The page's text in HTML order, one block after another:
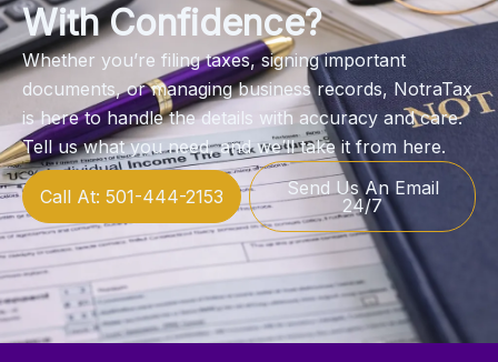
With Confidence?
Whether you’re filing taxes, signing important
documents, or managing business records, NotraTax
is here to handle the details with accuracy and care.
Tell us what you need, and we’ll take it from here.
Call At: 501-444-2153
Send Us An Email
24/7